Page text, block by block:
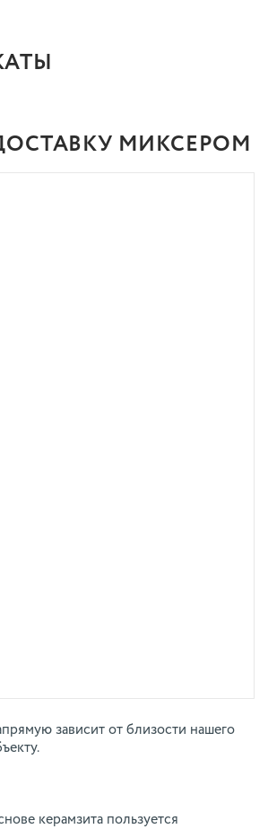
МИКСЕРОМ
зависит от близости нашего
керамзита пользуется